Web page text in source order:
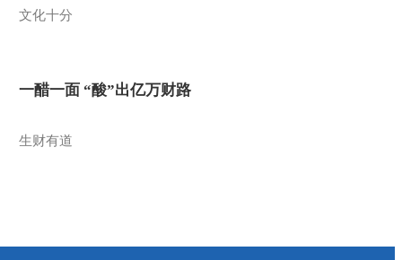
文化十分
一醋一面 “酸”出亿万财路
生财有道